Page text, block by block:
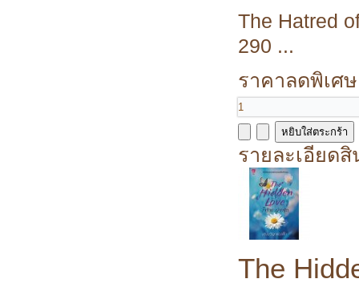
The Hatred
290 ...
ราคาลดพิเศ
รายละเอียด
The